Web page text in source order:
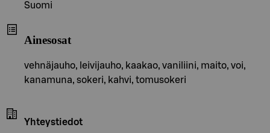
Suomi
Ainesosat
vehnäjauho, leivijauho, kaakao, vaniliini, maito, voi,
kanamuna, sokeri, kahvi, tomusokeri
Yhteystiedot